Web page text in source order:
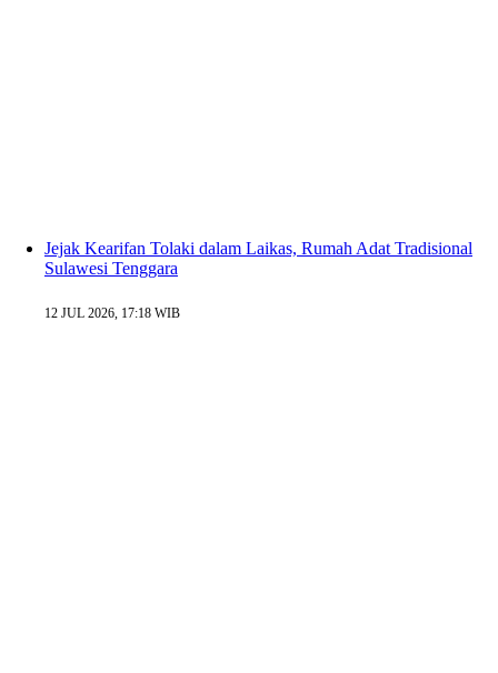
Jejak Kearifan Tolaki dalam Laikas, Rumah Adat Tradisional
Sulawesi Tenggara
12 JUL 2026, 17:18 WIB